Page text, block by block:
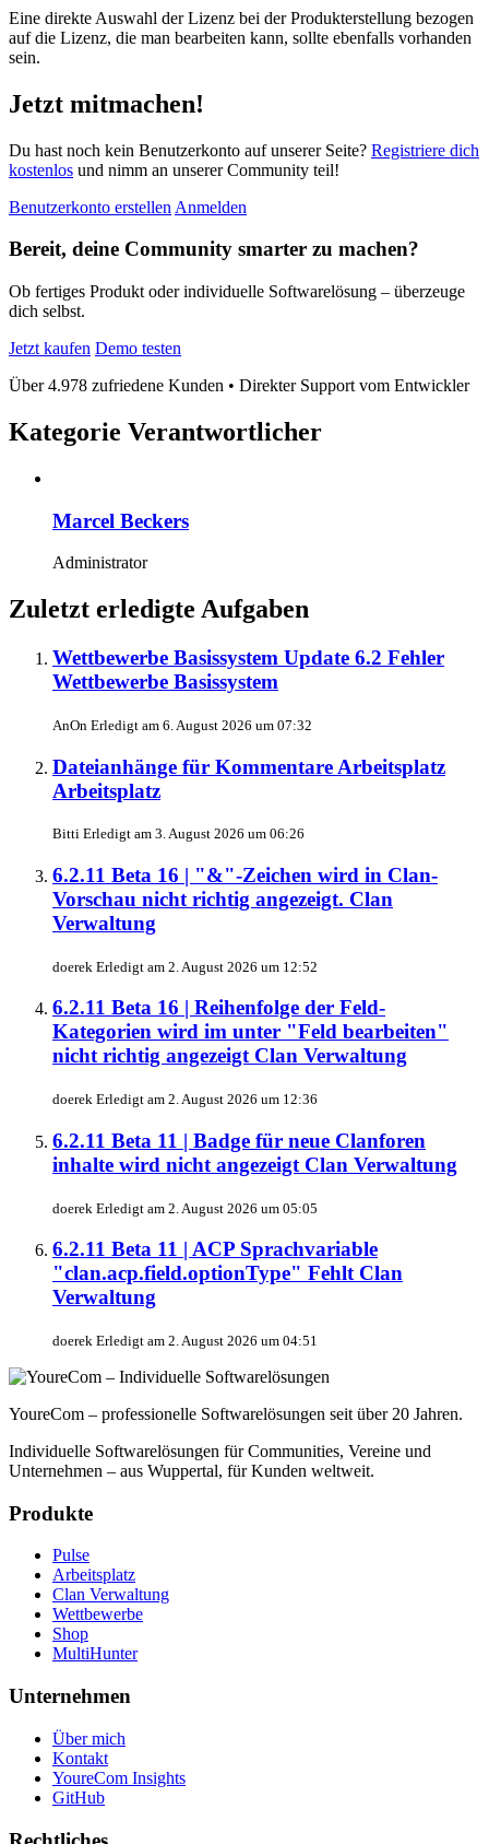
Eine direkte Auswahl der Lizenz bei der Produkterstellung bezogen
auf die Lizenz, die man bearbeiten kann, sollte ebenfalls vorhanden
sein.
Jetzt mitmachen!
Du hast noch kein Benutzerkonto auf unserer Seite? Registriere dich
kostenlos und nimm an unserer Community teil!
Benutzerkonto erstellen Anmelden
Bereit, deine Community smarter zu machen?
Ob fertiges Produkt oder individuelle Softwarelösung – überzeuge
dich selbst.
Jetzt kaufen Demo testen
Über 4.978 zufriedene Kunden • Direkter Support vom Entwickler
Kategorie Verantwortlicher
Marcel Beckers
Administrator
Zuletzt erledigte Aufgaben
Wettbewerbe Basissystem Update 6.2 Fehler
Wettbewerbe Basissystem
AnOn Erledigt am 6. August 2026 um 07:32
Dateianhänge für Kommentare Arbeitsplatz
Arbeitsplatz
Bitti Erledigt am 3. August 2026 um 06:26
6.2.11 Beta 16 | "&"-Zeichen wird in Clan-
Vorschau nicht richtig angezeigt. Clan
Verwaltung
doerek Erledigt am 2. August 2026 um 12:52
6.2.11 Beta 16 | Reihenfolge der Feld-
Kategorien wird im unter "Feld bearbeiten"
nicht richtig angezeigt Clan Verwaltung
doerek Erledigt am 2. August 2026 um 12:36
6.2.11 Beta 11 | Badge für neue Clanforen
inhalte wird nicht angezeigt Clan Verwaltung
doerek Erledigt am 2. August 2026 um 05:05
6.2.11 Beta 11 | ACP Sprachvariable
"clan.acp.field.optionType" Fehlt Clan
Verwaltung
doerek Erledigt am 2. August 2026 um 04:51
YoureCom – professionelle Softwarelösungen seit über 20 Jahren.
Individuelle Softwarelösungen für Communities, Vereine und
Unternehmen – aus Wuppertal, für Kunden weltweit.
Produkte
Pulse
Arbeitsplatz
Clan Verwaltung
Wettbewerbe
Shop
MultiHunter
Unternehmen
Über mich
Kontakt
YoureCom Insights
GitHub